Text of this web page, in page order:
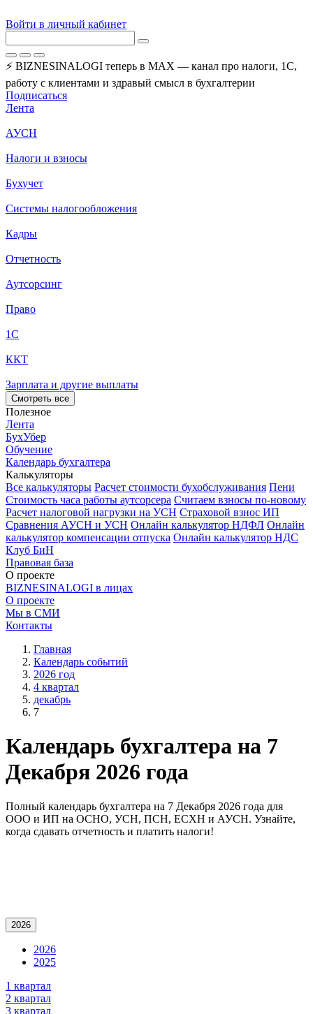
Войти в личный кабинет
⚡ BIZNESINALOGI теперь в MAX — канал про налоги, 1С,
работу с клиентами и здравый смысл в бухгалтерии
Подписаться
Лента
АУСН
Налоги и взносы
Бухучет
Системы налогообложения
Кадры
Отчетность
Аутсорсинг
Право
1С
ККТ
Зарплата и другие выплаты
Смотреть все
Полезное
Лента
БухУбер
Обучение
Календарь бухгалтера
Калькуляторы
Все калькуляторы Расчет стоимости бухобслуживания Пени
Стоимость часа работы аутсорсера Считаем взносы по-новому
Расчет налоговой нагрузки на УСН Страховой взнос ИП
Сравнения АУСН и УСН Онлайн калькулятор НДФЛ Онлайн
калькулятор компенсации отпуска Онлайн калькулятор НДС
Клуб БиН
Правовая база
О проекте
BIZNESINALOGI в лицах
О проекте
Мы в СМИ
Контакты
Главная
Календарь событий
2026 год
4 квартал
декабрь
7
Календарь бухгалтера на 7
Декабря 2026 года
Полный календарь бухгалтера на 7 Декабря 2026 года для
OOO и ИП на ОСНО, УСН, ПСН, ЕСХН и АУСН. Узнайте,
когда сдавать отчетность и платить налоги!
2026
2026
2025
1 квартал
2 квартал
3 квартал